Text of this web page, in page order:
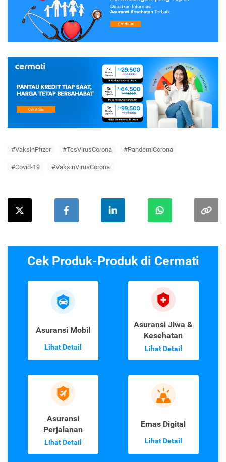
#VaksinPfizer #TesVirusCorona #PandemiCorona
#Covid-19 #VaksinVirusCorona
Cek Produk-Produk di Cermati
Asuransi Mobil
Lihat Detail
Asuransi Jiwa &
Kesehatan
Lihat Detail
Asuransi
Perjalanan
Lihat Detail
Emas Digital
Lihat Detail